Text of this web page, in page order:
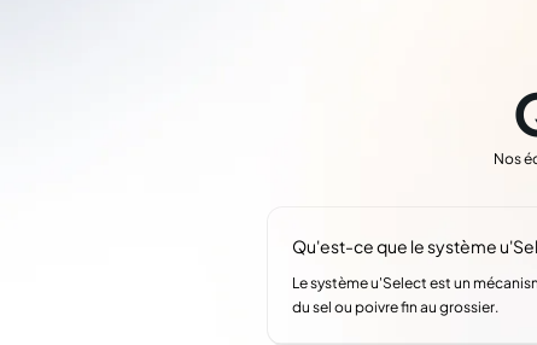
Nos
Qu'est-ce que le système
Le système u'Select est un
du sel ou poivre fin au grossier.